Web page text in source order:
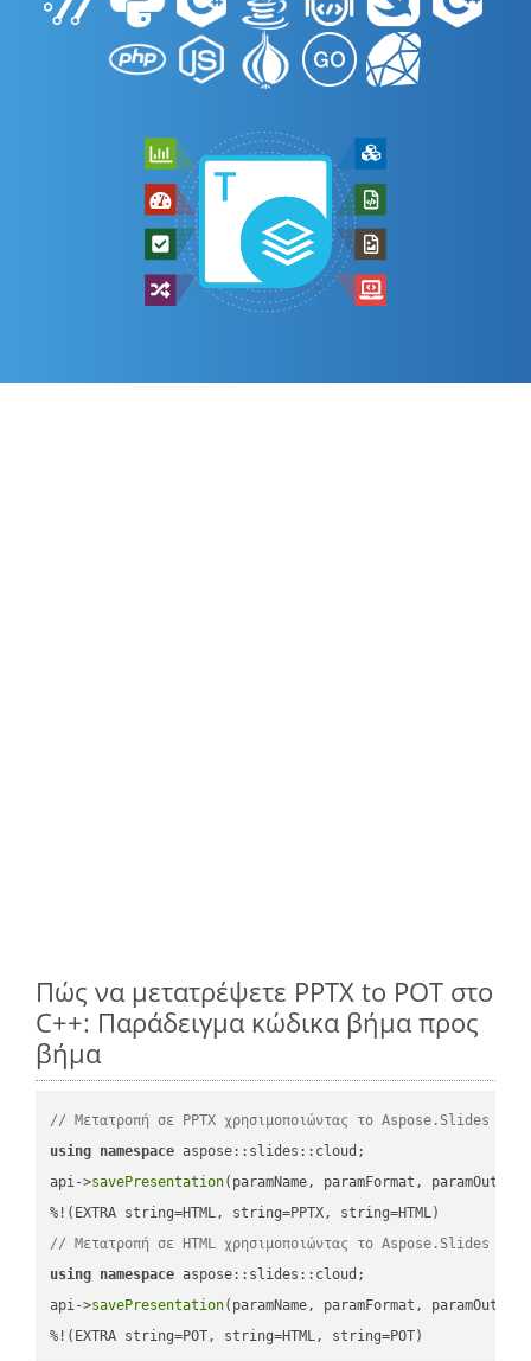
Πώς να μετατρέψετε PPTX to POT στο
C++: Παράδειγμα κώδικα βήμα προς
βήμα
// Μετατροπή σε PPTX χρησιμοποιώντας το Aspose.Slides
using namespace aspose::slides::cloud;
api->savePresentation(paramName, paramFormat,
// Μετατροπή σε HTML χρησιμοποιώντας το Aspose.Slides
using namespace aspose::slides::cloud;
api->savePresentation(paramName, paramFormat,
%!(EXTRA string=POT, string=HTML, string=POT)